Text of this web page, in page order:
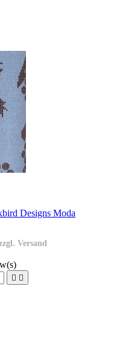
Designs Moda
Versand
 